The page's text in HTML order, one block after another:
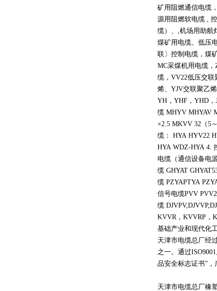
矿用阻燃通信电缆
源用阻燃软电缆 ,
缆）、,机场用助航
煤矿用电缆、低压
联〕控制电缆，煤
MC采煤机用电缆
缆，VV22低压交
烯、YJV交联聚乙
YH，YHF，YHD
缆 MHYV MHYAV
×2.5 MKVV 32（5
缆： HYA HYV22
HYA WDZ-HYA 4.
电缆（通信设备电
缆 GHYAT
缆 PZYAPTYA
信号电缆PVV
缆
KVVR，KVVRP，
基础产业和现代化
天津市电缆总厂经
之一。通过
品安全标志证书”
天津市电缆总厂橡